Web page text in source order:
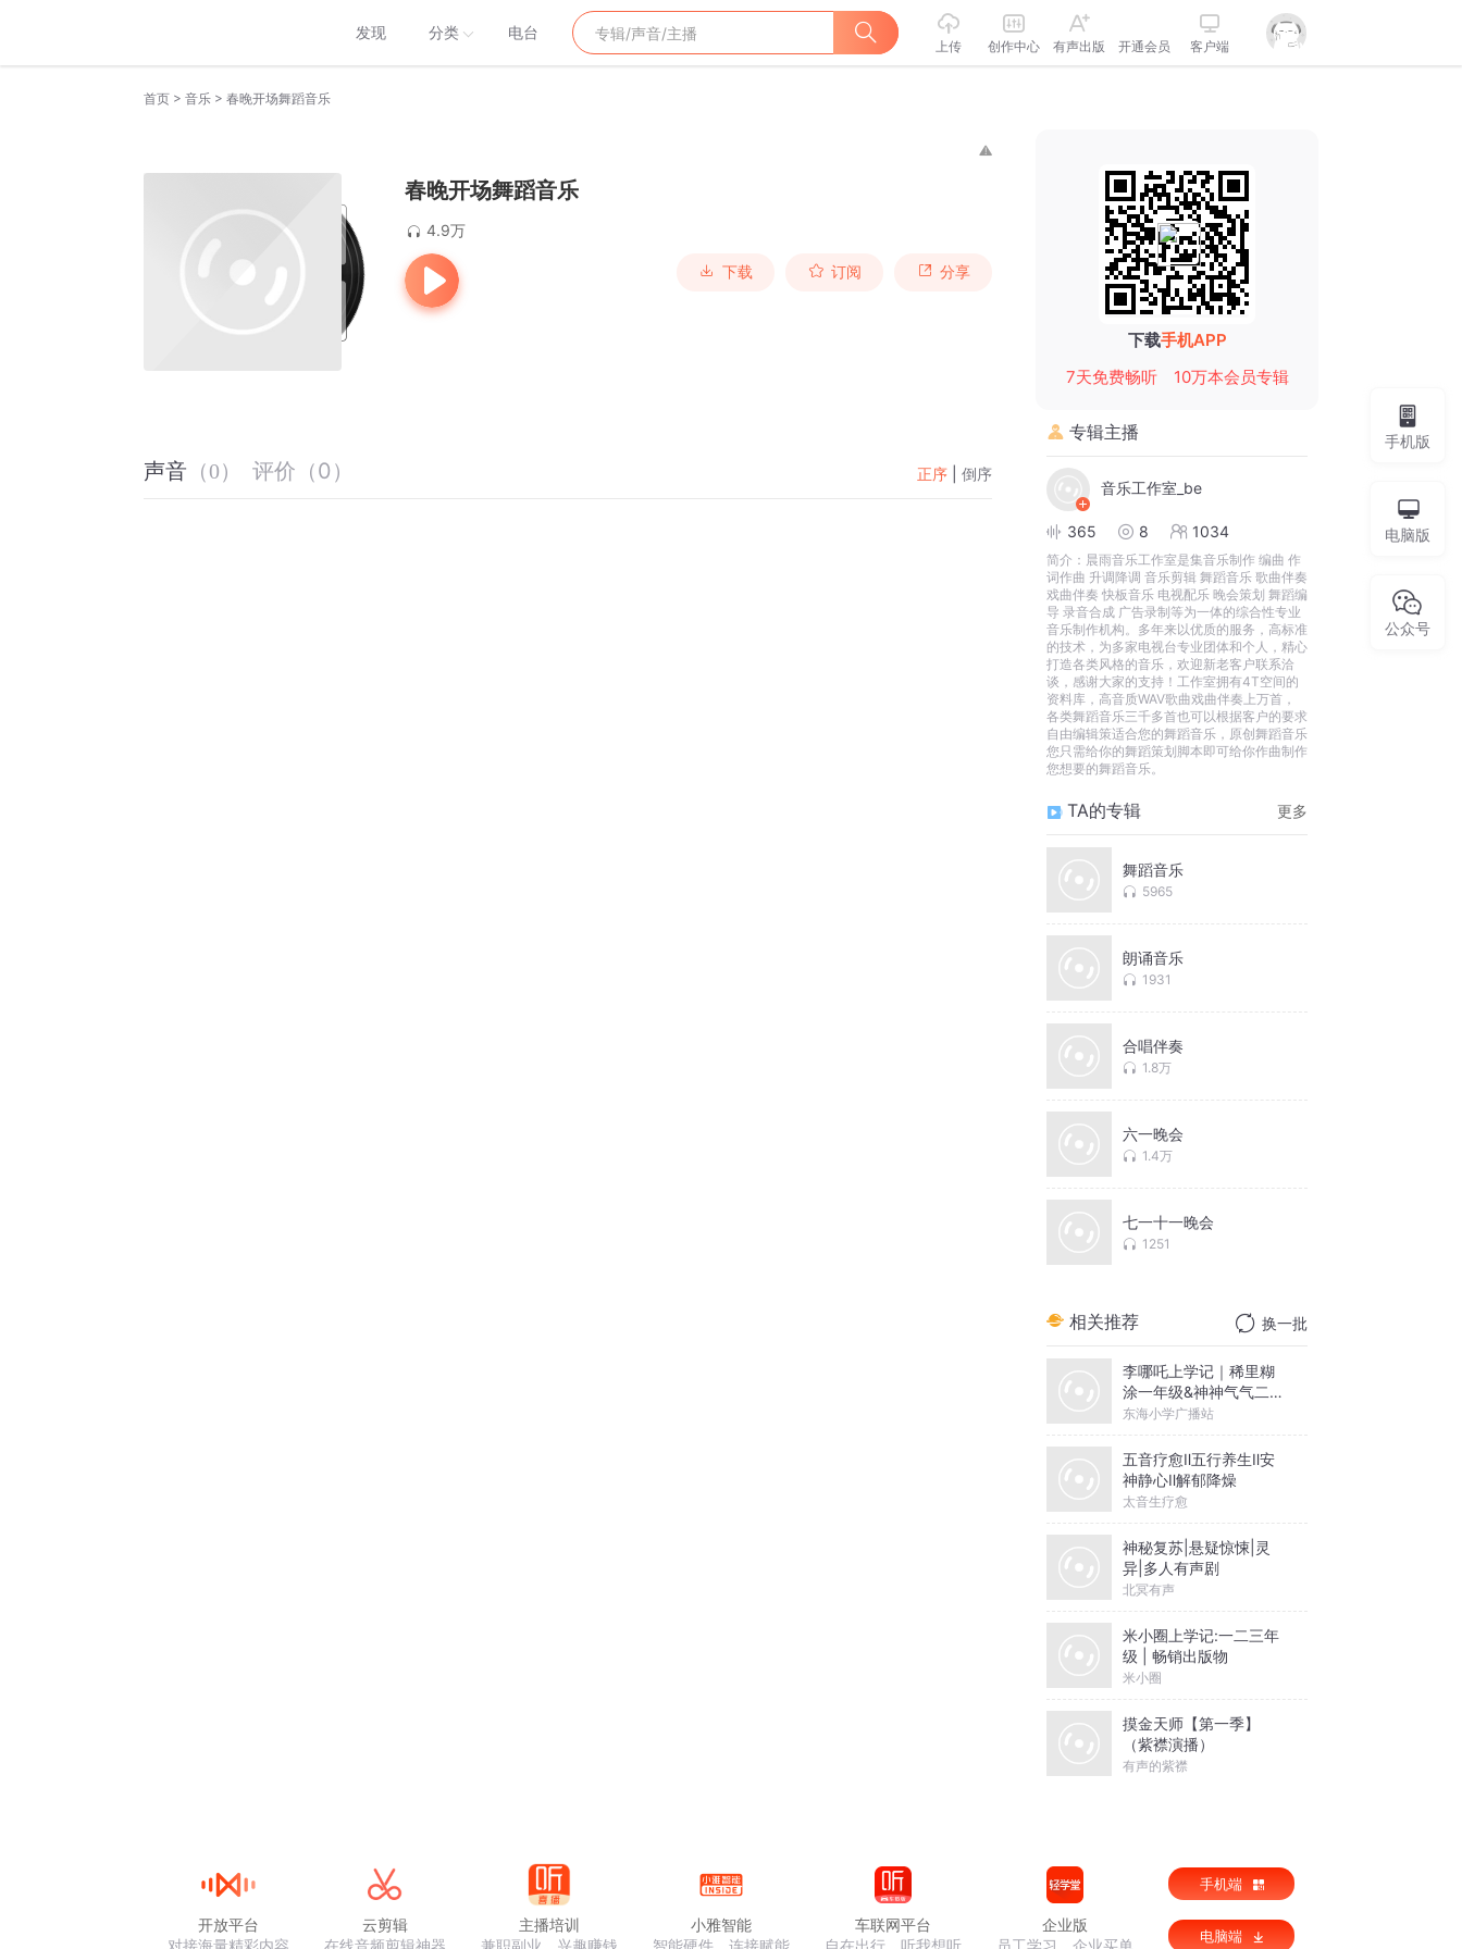
发现 分类 电台
上传 创作中心 有声出版 开通会员 客户端
首页 > 音乐 > 春晚开场舞蹈音乐
春晚开场舞蹈音乐
4.9万
下载 订阅 分享
声音 （0） 评价 （0 ） 正序 倒序
下载手机APP
7天免费畅听
10万本会员专辑
专辑主播
音乐工作室_be
365 8 1034
简介： 晨雨音乐工作室是集音乐制作 编曲 作
词作曲 升调降调 音乐剪辑 舞蹈音乐 歌曲伴奏
戏曲伴奏 快板音乐 电视配乐 晚会策划 舞蹈编
导 录音合成 广告录制等为一体的综合性专业
音乐制作机构。多年来以优质的服务，高标准
的技术，为多家电视台专业团体和个人，精心
打造各类风格的音乐，欢迎新老客户联系洽
谈，感谢大家的支持！工作室拥有4T空间的
资料库，高音质WAV歌曲戏曲伴奏上万首，
各类舞蹈音乐三千多首也可以根据客户的要求
自由编辑策适合您的舞蹈音乐，原创舞蹈音乐
您只需给你的舞蹈策划脚本即可给你作曲制作
您想要的舞蹈音乐。
TA的专辑 更多
舞蹈音乐
5965
朗诵音乐
1931
合唱伴奏
1.8万
六一晚会
1.4万
七一十一晚会
1251
相关推荐 换一批
李哪吒上学记｜稀里糊
涂一年级&神神气气二年
级
东海小学广播站
五音疗愈Ⅱ五行养生Ⅱ安
神静心Ⅱ解郁降燥
太音生疗愈
神秘复苏|悬疑惊悚|灵
异|多人有声剧
北冥有声
米小圈上学记:一二三年
级 | 畅销出版物
米小圈
摸金天师【第一季】
（紫襟演播）
有声的紫襟
手机版
电脑版
公众号
开放平台
对接海量精彩内容
云剪辑
在线音频剪辑神器
主播培训
兼职副业，兴趣赚钱
小雅智能
智能硬件，连接赋能
车联网平台
自在出行，听我想听
企业版
员工学习，企业买单
手机端
电脑端